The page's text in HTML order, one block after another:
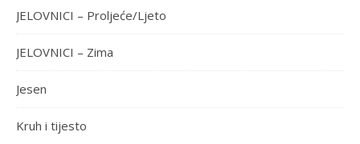
JELOVNICI – Proljeće/Ljeto
JELOVNICI – Zima
Jesen
Kruh i tijesto